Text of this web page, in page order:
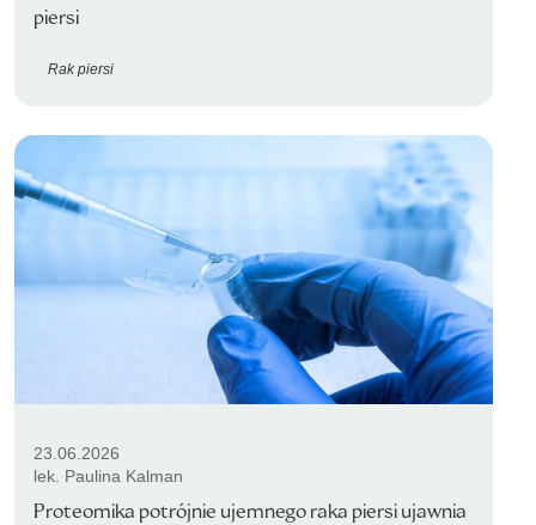
piersi
Rak piersi
23.06.2026
lek. Paulina Kalman
Proteomika potrójnie ujemnego raka piersi ujawnia